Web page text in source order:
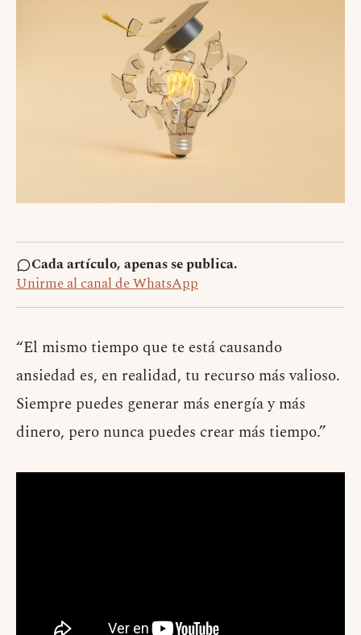
Cada artículo, apenas se publica.
Unirme al canal de WhatsApp
“El mismo tiempo que te está causando
ansiedad es, en realidad, tu recurso más valioso.
Siempre puedes generar más energía y más
dinero, pero nunca puedes crear más tiempo.”